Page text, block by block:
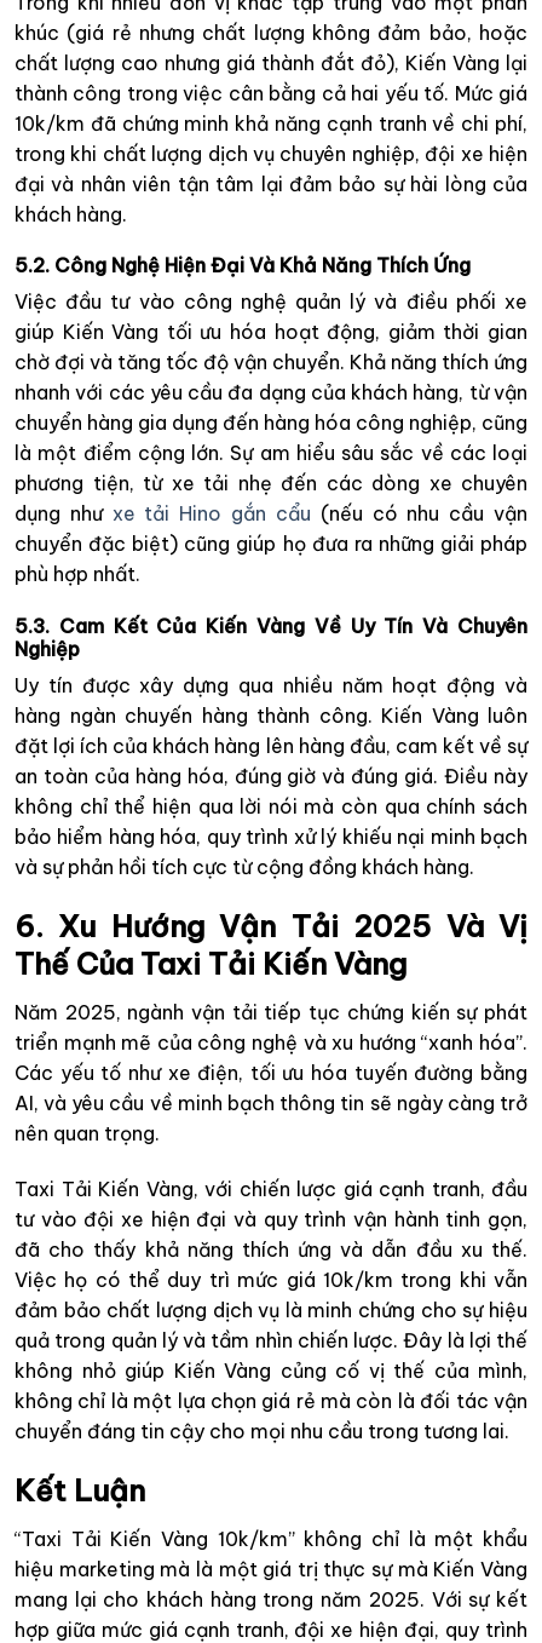
khúc (giá rẻ nhưng chất lượng không đảm bảo, hoặc
chất lượng cao nhưng giá thành đắt đỏ), Kiến Vàng lại
thành công trong việc cân bằng cả hai yếu tố. Mức giá
10k/km đã chứng minh khả năng cạnh tranh về chi phí,
trong khi chất lượng dịch vụ chuyên nghiệp, đội xe hiện
đại và nhân viên tận tâm lại đảm bảo sự hài lòng của
khách hàng.
5.2. Công Nghệ Hiện Đại Và Khả Năng Thích Ứng
Việc đầu tư vào công nghệ quản lý và điều phối xe
giúp Kiến Vàng tối ưu hóa hoạt động, giảm thời gian
chờ đợi và tăng tốc độ vận chuyển. Khả năng thích ứng
nhanh với các yêu cầu đa dạng của khách hàng, từ vận
chuyển hàng gia dụng đến hàng hóa công nghiệp, cũng
là một điểm cộng lớn. Sự am hiểu sâu sắc về các loại
phương tiện, từ xe tải nhẹ đến các dòng xe chuyên
dụng như xe tải Hino gắn cẩu (nếu có nhu cầu vận
chuyển đặc biệt) cũng giúp họ đưa ra những giải pháp
phù hợp nhất.
5.3. Cam Kết Của Kiến Vàng Về Uy Tín Và Chuyên
Nghiệp
Uy tín được xây dựng qua nhiều năm hoạt động và
hàng ngàn chuyến hàng thành công. Kiến Vàng luôn
đặt lợi ích của khách hàng lên hàng đầu, cam kết về sự
an toàn của hàng hóa, đúng giờ và đúng giá. Điều này
không chỉ thể hiện qua lời nói mà còn qua chính sách
bảo hiểm hàng hóa, quy trình xử lý khiếu nại minh bạch
và sự phản hồi tích cực từ cộng đồng khách hàng.
6. Xu Hướng Vận Tải 2025 Và Vị
Thế Của Taxi Tải Kiến Vàng
Năm 2025, ngành vận tải tiếp tục chứng kiến sự phát
triển mạnh mẽ của công nghệ và xu hướng “xanh hóa”.
Các yếu tố như xe điện, tối ưu hóa tuyến đường bằng
AI, và yêu cầu về minh bạch thông tin sẽ ngày càng trở
nên quan trọng.
Taxi Tải Kiến Vàng, với chiến lược giá cạnh tranh, đầu
tư vào đội xe hiện đại và quy trình vận hành tinh gọn,
đã cho thấy khả năng thích ứng và dẫn đầu xu thế.
Việc họ có thể duy trì mức giá 10k/km trong khi vẫn
đảm bảo chất lượng dịch vụ là minh chứng cho sự hiệu
quả trong quản lý và tầm nhìn chiến lược. Đây là lợi thế
không nhỏ giúp Kiến Vàng củng cố vị thế của mình,
không chỉ là một lựa chọn giá rẻ mà còn là đối tác vận
chuyển đáng tin cậy cho mọi nhu cầu trong tương lai.
Kết Luận
“Taxi Tải Kiến Vàng 10k/km” không chỉ là một khẩu
hiệu marketing mà là một giá trị thực sự mà Kiến Vàng
mang lại cho khách hàng trong năm 2025. Với sự kết
hợp giữa mức giá cạnh tranh, đội xe hiện đại, quy trình